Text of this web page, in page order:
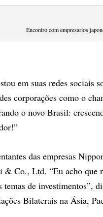
Encontro com empresarios
em suas redes sociais
corporações como o
o novo Brasil:
das empresas
Co., Ltd. “Eu acho que
temas de investimentos”,
Bilaterais na Ásia,